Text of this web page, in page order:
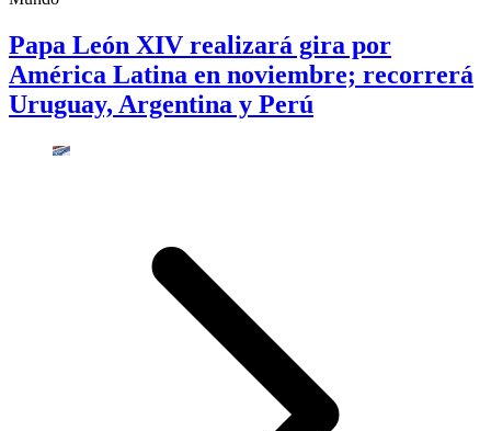
Papa León XIV realizará gira por
América Latina en noviembre; recorrerá
Uruguay, Argentina y Perú